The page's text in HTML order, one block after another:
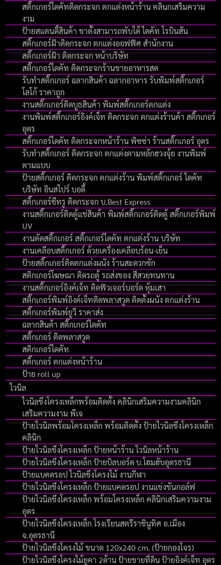
สติ๊กเกอร์ไดคัทติดกระจก ตกแต่งหน้าร้าน คลินกเสริมความ
งาม
ป้ายสแตนดี้สินค้า ขาตั้งสามารถพับได้ ไดคัท โรบินสัน
สติ๊กเกอร์ฝ้าติดกระจก ตกแต่งออฟฟิศ สำนักงาน
สติ๊กเกอร์ฝ้า ติดกระจก หน้าบริษัท
สติ๊กเกอร์ไดคัท ติดกระจกร้านขายอาหารสด
รับทําสติ๊กเกอร์ ฉลากสินค้า ฉลากอาหาร รับพิมพ์สติ๊กเกอร์
โลโก้ ราคาถูก
งานสติ๊กเกอร์ติดบูธสินค้า พิมพ์สติ๊กเกอร์ตกแต่ง
งานพิมพ์สติ๊กเกอร์อิงค์เจ็ท ติดกระจก ตกแต่งร้านค้า สติ๊กเกอร์
อุดร
สติ๊กเกอร์ไดคัท ติดกระจกหน้าร้าน พิซซ่า ร้านสติ๊กเกอร์ อุดร
รับทำสติ๊กเกอร์ ติดกระจก ตกแต่งตามหลักฮวงจุ้ย งานพิมพ์
ตามแบบ
ป้ายสติ๊กเกอร์ ติดกระจก ตกแต่งร้าน พิมพ์สติ๊กเกอร์ ไดคัท
บริษัท อินสไปร์ บอดี้
สติ๊กเกอร์ซีทรู ติดกระจก บ.Best Express
งานสติ๊กเกอร์ติดตู้แช่สินค้า พิมพ์สติ๊กเกอร์ติดตู้ สติ๊กเกอร์พิมพ์
UV
งานตัดสติ๊กเกอร์ สติ๊กเกอร์ไดคัท ตกแต่งร้าน บริษัท
งานเคลือบสติ๊กเกอร์ ด้วยเครื่องเคลือบร้อน-เย็น
ป้ายสติ๊กเกอร์ติดตกแต่งผนัง ร้านสะดวกซัก
สติกเกอร์โฆษณา ติดรถตู้ รถส่งของ สีสวยทนทาน
งานสติ๊กเกอร์อิงค์เจ็ท ติดฟิวเจอร์บอร์ด หุ้มเสา
สติ๊กเกอร์พิมพ์อิงค์เจ็ทติดพลาสวูด ติดตั้งผนัง ตกแต่งร้าน
สติ๊กเกอร์พิมพ์ยูวี ราคาส่ง
ฉลากสินค้า สติ๊กเกอร์ไดคัท
สติ๊กเกอร์ ติดพลาสวูด
สติกเกอร์ไดคัท
สติ๊กเกอร์ ตกแต่งหน้าร้าน
ป้าย roll up
ไวนิล
ไวนิลขึงโครงเหล็กพร้อมติดตั้ง คลินิกเสริมความงามคลินิก
เสริมความงาม พีเจ
ป้ายไวนิลพร้อมโครงเหล็ก พร้อมติดตั้ง ป้ายไวนิลขึงโครงเหล็ก
คลินิก
ป้ายไวนิลขึงโครงเหล็ก ป้ายหน้าร้าน ไวนิลหน้าร้าน
ป้ายไวนิลขึงโครงเหล็ก ป้ายบิลบอร์ด บ.โฮมฮับอุดรธานี
ป้ายแบคดรอป ไวนิลขึงโครงไม้ งานกีฬา
ป้ายไวนิลขึงโครงเหล็ก ป้ายแบคดรอป งานแข่งขันกอล์ฟ
ป้ายไวนิลขึงโครงเหล็ก พร้อมโครงเหล็ก คลินิกเสริมความงาม
อุดร
ป้ายไวนิลขึงโครงเหล็ก โรงเรียนสตรีราชินูทิศ อ.เมือง
จ.อุดรธานี
ป้ายไวนิลขึงโครงไม้ ขนาด 120x240 cm. (ป้ายกองโจร)
ป้ายไวนิลขึงโครงไม้ยูคา 2ด้าน ป้ายขายที่ดิน ป้ายอิงค์เจ็ท อุดร